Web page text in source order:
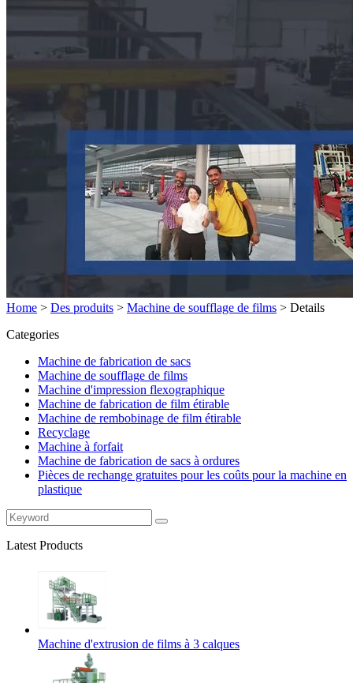
Home > Des produits > Machine de soufflage de films > Details
Categories
Machine de fabrication de sacs
Machine de soufflage de films
Machine d'impression flexographique
Machine de fabrication de film étirable
Machine de rembobinage de film étirable
Recyclage
Machine à forfait
Machine de fabrication de sacs à ordures
Pièces de rechange gratuites pour les coûts pour la machine en
plastique
Latest Products
Machine d'extrusion de films à 3 calques